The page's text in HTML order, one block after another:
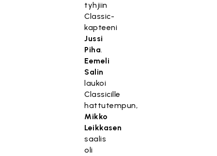
tyhjiin
Classic-
kapteeni
Jussi
Piha.
Eemeli
Salin
laukoi
Classicille
hattutempun,
Mikko
Leikkasen
saalis
oli